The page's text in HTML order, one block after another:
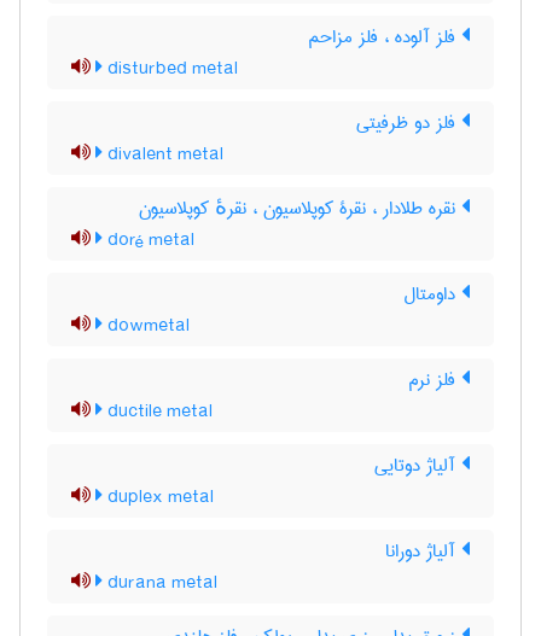
فلز آلوده ، فلز مزاحم
disturbed metal
فلز دو ظرفیتی
divalent metal
نقره طلادار ، نقرۀ کوپلاسیون ، نقرهٔ کوپلاسیون
doré metal
داومتال
dowmetal
فلز نرم
ductile metal
آلیاژ دوتایی
duplex metal
آلیاژ دورانا
durana metal